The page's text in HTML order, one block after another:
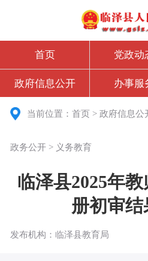
首页 党政动
政府信息公开 办事服
当前位置：首页 >政府信息公
政务公开 > 义务教育
临泽县2025年
册初审
发布机构：临泽县教育局